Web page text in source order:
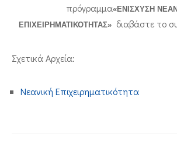
πρόγραμμα«ΕΝΙΣΧΥΣΗ
ΕΠΙΧΕΙΡΗΜΑΤΙΚΟΤΗΤΑΣ» διαβάστε το
Σχετικά Αρχεία:
Νεανική Επιχειρηματικότητα